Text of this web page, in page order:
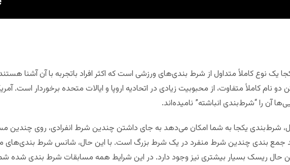
یک نوع کاملاً متداول از شرط بندی‌های ورزشی است که اکثر افراد باتجربه با آن آشنا
دو نام کاملاً متفاوت، از محبوبیت زیادی در اتحادیه اروپا و ایالات متحده برخوردار است.
آن را “شرط‌بندی انباشته” نامیده‌اند.
شرط‌بندی یکجا به شما امکان می‌دهد به جای داشتن چندین شرط انفرادی، روی چندین
جمع بندی چندین شرط منفرد در یک شرط بزرگ است. با این حال، شانس شرط بندی‌های
حال ریسک بسیار بیشتری نیز وجود دارد. در این شرایط همه مسابقات شرط بندی شده شما